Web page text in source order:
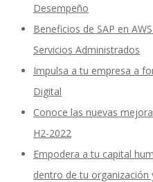
Express
Desempeño
Beneficios de SAP en
Servicios Administrados
Impulsa a tu empresa a
Digital
Conoce las nuevas
H2-2022
Empodera a tu capital
dentro de tu organización